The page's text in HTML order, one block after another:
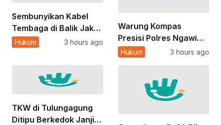
Sembunyikan Kabel
Tembaga di Balik Jaket
APD, Aksi 2 Pekerja di
Hukum 3 hours ago
Warung Kompas
Presisi Polres Ngawi
Jadi Ruang Warga
Hukum 3 hours ago
TKW di Tulungagung
Ditipu Berkedok Janji